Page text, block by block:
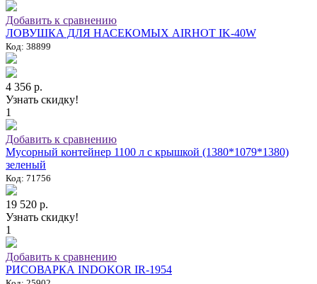
Добавить к сравнению
ЛОВУШКА ДЛЯ НАСЕКОМЫХ AIRHOT IK-40W
Код: 38899
4 356 р.
Узнать скидку!
1
Добавить к сравнению
Мусорный контейнер 1100 л с крышкой (1380*1079*1380)
зеленый
Код: 71756
19 520 р.
Узнать скидку!
1
Добавить к сравнению
РИСОВАРКА INDOKOR IR-1954